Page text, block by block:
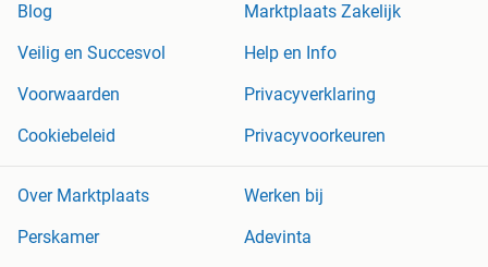
Blog
Marktplaats Zakelijk
Veilig en Succesvol
Help en Info
Voorwaarden
Privacyverklaring
Cookiebeleid
Privacyvoorkeuren
Over Marktplaats
Werken bij
Perskamer
Adevinta